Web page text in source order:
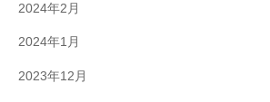
2024年2月
2024年1月
2023年12月